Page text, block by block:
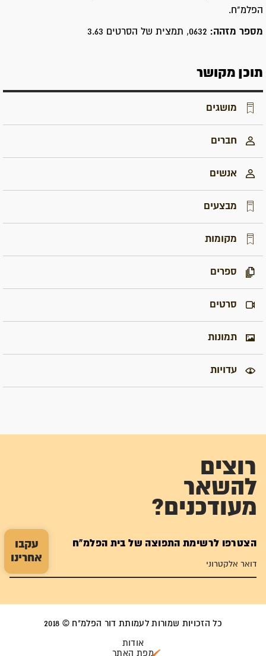
עקבו
אחרינו
הפלמ"ח.
מספר מזהה: 0632, תמצית של הסרטים 3.63
תוכן מקושר
מושגים
חברים
אנשים
מבצעים
מקומות
ספרים
סרטים
תמונות
עדויות
רוצים
להשאר
מעודכנים?
הצטרפו לרשימת התפוצה של בית הפלמ"ח
כל הזכויות שמורות לעמותת דור הפלמ"ח © 2018
אודות
מפת האתר